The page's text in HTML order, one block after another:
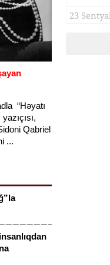
“Həyatı
Qabriel
...
23